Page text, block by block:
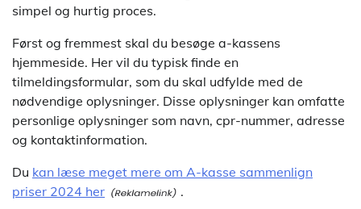
simpel og hurtig proces.
Først og fremmest skal du besøge a-kassens
hjemmeside. Her vil du typisk finde en
tilmeldingsformular, som du skal udfylde med de
nødvendige oplysninger. Disse oplysninger kan omfatte
personlige oplysninger som navn, cpr-nummer, adresse
og kontaktinformation.
Du kan læse meget mere om A-kasse sammenlign
priser 2024 her
.